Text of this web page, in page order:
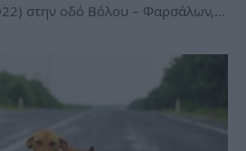
στην οδό Βόλου – Φαρσάλων,…